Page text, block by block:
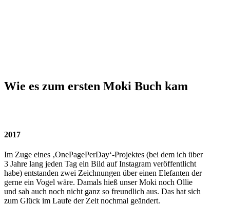
Wie es zum ersten Moki Buch kam
2017
Im Zuge eines ‚OnePagePerDay‘-Projektes (bei dem ich über
3 Jahre lang jeden Tag ein Bild auf Instagram veröffentlicht
habe) entstanden zwei Zeichnungen über einen Elefanten der
gerne ein Vogel wäre. Damals hieß unser Moki noch Ollie
und sah auch noch nicht ganz so freundlich aus. Das hat sich
zum Glück im Laufe der Zeit nochmal geändert.